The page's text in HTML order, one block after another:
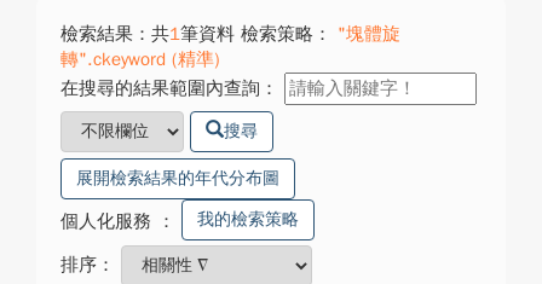
檢索結果：共1筆資料 檢索策略：
"塊體旋
轉".ckeyword (精準)
在搜尋的結果範圍內查詢：
搜尋
展開檢索結果的年代分布圖
個人化服務 ： 我的檢索策略
排序：